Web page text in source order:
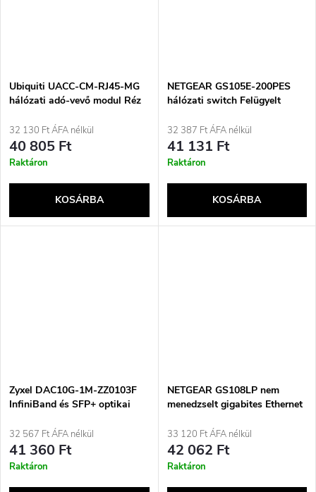
Ubiquiti UACC-CM-RJ45-MG
hálózati adó-vevő modul Réz
32 130 Ft ÁFA nélkül
40 805 Ft
Raktáron
KOSÁRBA
NETGEAR GS105E-200PES
hálózati switch Felügyelt
(10/100/1000) Szürke
32 387 Ft ÁFA nélkül
41 131 Ft
Raktáron
KOSÁRBA
Zyxel DAC10G-1M-ZZ0103F
InfiniBand és SFP+ optikai
32 567 Ft ÁFA nélkül
41 360 Ft
Raktáron
NETGEAR GS108LP nem
menedzselt gigabites Ethernet
Ethernet (PoE) támogatással,
1U, fekete, szürke
33 120 Ft ÁFA nélkül
42 062 Ft
Raktáron